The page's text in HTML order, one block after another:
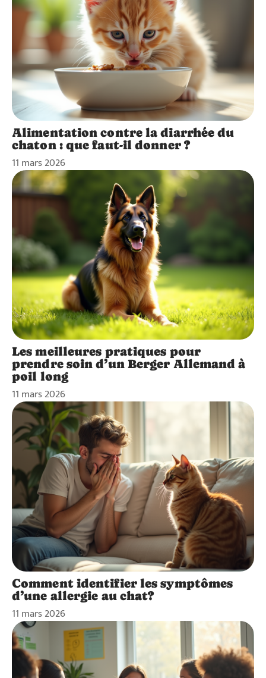
Alimentation contre la diarrhée du
chaton : que faut-il donner ?
11 mars 2026
Les meilleures pratiques pour
prendre soin d’un Berger Allemand à
poil long
11 mars 2026
Comment identifier les symptômes
d’une allergie au chat?
11 mars 2026